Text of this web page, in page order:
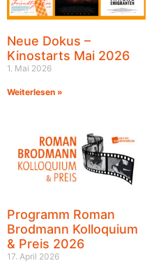
Neue Dokus –
Kinostarts Mai 2026
1. Mai 2026
Weiterlesen »
Programm Roman
Brodmann Kolloquium
& Preis 2026
17. April 2026